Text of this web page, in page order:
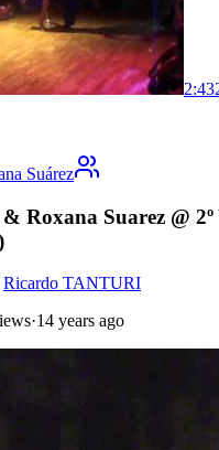
2:43
Suárez
Roxana Suarez @ 2º
Ricardo TANTURI
·14 years ago